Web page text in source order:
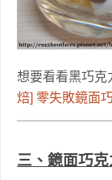
想要看看黑巧克
焙] 零失敗鏡面
三、鏡面巧